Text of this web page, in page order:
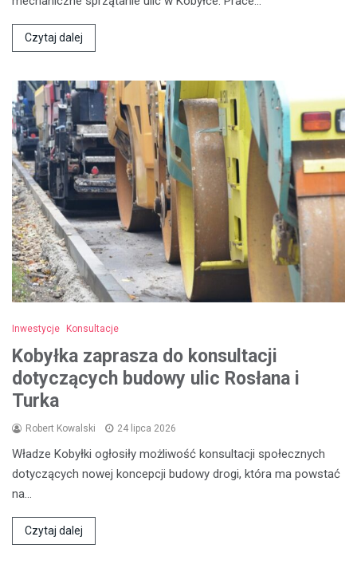
Czytaj dalej
Inwestycje Konsultacje
Kobyłka zaprasza do konsultacji
dotyczących budowy ulic Rosłana i
Turka
Robert Kowalski 24 lipca 2026
Władze Kobyłki ogłosiły możliwość konsultacji społecznych
dotyczących nowej koncepcji budowy drogi, która ma powstać
na…
Czytaj dalej